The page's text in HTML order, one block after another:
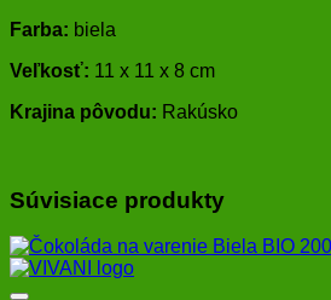
Farba: biela
Veľkosť: 11 x 11 x 8 cm
Krajina pôvodu: Rakúsko
Súvisiace produkty